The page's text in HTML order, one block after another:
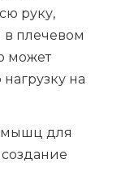
руку,
в плечевом
может
на
мышц для